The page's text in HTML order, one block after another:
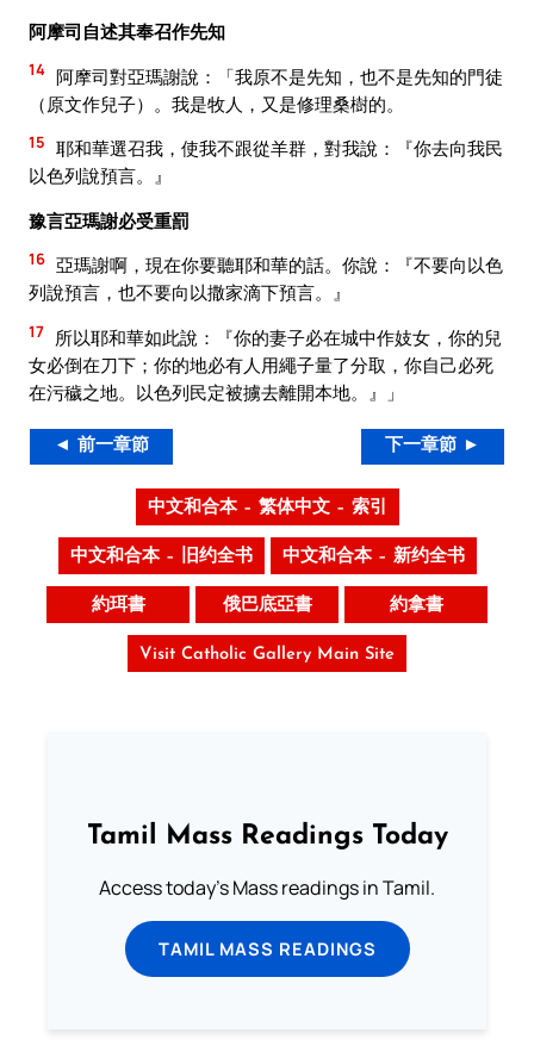
阿摩司自述其奉召作先知
14 阿摩司對亞瑪謝說：「我原不是先知，也不是先知的門徒
（原文作兒子）。我是牧人，又是修理桑樹的。
15 耶和華選召我，使我不跟從羊群，對我說：『你去向我民
以色列說預言。』
豫言亞瑪謝必受重罰
16 亞瑪謝啊，現在你要聽耶和華的話。你說：『不要向以色
列說預言，也不要向以撒家滴下預言。』
17
所以耶和華如此說：『你的妻子必在城中作妓女，你的兒
女必倒在刀下；你的地必有人用繩子量了分取，你自己必死
在污穢之地。以色列民定被擄去離開本地。』」
◄ 前一章節 下一章節 ►
中文和合本 – 繁体中文 – 索引
中文和合本 – 旧约全书 中文和合本 – 新约全书
約珥書 俄巴底亞書 約拿書
Visit Catholic Gallery Main Site
Tamil Mass Readings Today
Access today's Mass readings in Tamil.
TAMIL MASS READINGS